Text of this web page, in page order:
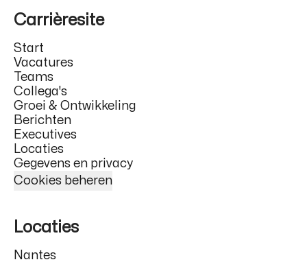
Carrièresite
Start
Vacatures
Teams
Collega's
Groei & Ontwikkeling
Berichten
Executives
Locaties
Gegevens en privacy
Cookies beheren
Locaties
Nantes